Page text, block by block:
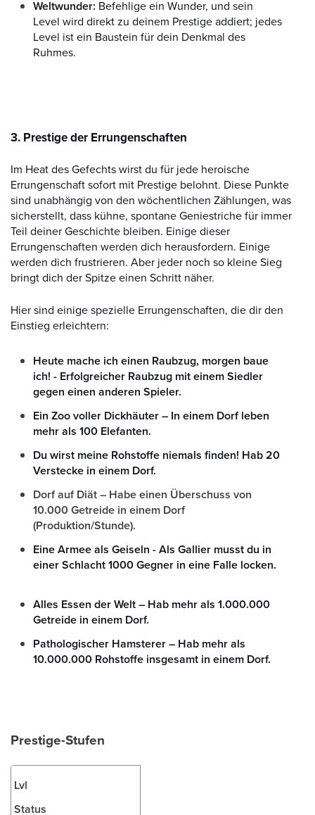
Weltwunder: Befehlige ein Wunder, und sein
Level wird direkt zu deinem Prestige addiert; jedes
Level ist ein Baustein für dein Denkmal des
Ruhmes.
3. Prestige der Errungenschaften
Im Heat des Gefechts wirst du für jede heroische
Errungenschaft sofort mit Prestige belohnt. Diese Punkte
sind unabhängig von den wöchentlichen Zählungen, was
sicherstellt, dass kühne, spontane Geniestriche für immer
Teil deiner Geschichte bleiben. Einige dieser
Errungenschaften werden dich herausfordern. Einige
werden dich frustrieren. Aber jeder noch so kleine Sieg
bringt dich der Spitze einen Schritt näher.
Hier sind einige spezielle Errungenschaften, die dir den
Einstieg erleichtern:
Heute mache ich einen Raubzug, morgen baue
ich! - Erfolgreicher Raubzug mit einem Siedler
gegen einen anderen Spieler.
Ein Zoo voller Dickhäuter – In einem Dorf leben
mehr als 100 Elefanten.
Du wirst meine Rohstoffe niemals finden! Hab 20
Verstecke in einem Dorf.
Dorf auf Diät – Habe einen Überschuss von
10.000 Getreide in einem Dorf
(Produktion/Stunde).
Eine Armee als Geiseln - Als Gallier musst du in
einer Schlacht 1000 Gegner in eine Falle locken.
Alles Essen der Welt – Hab mehr als 1.000.000
Getreide in einem Dorf.
Pathologischer Hamsterer – Hab mehr als
10.000.000 Rohstoffe insgesamt in einem Dorf.
Prestige-Stufen
Lvl
Status